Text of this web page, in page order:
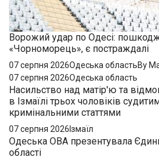
Ворожий удар по Одесі:
«Чорноморець», є постраждалі
07 серпня 2026Одеська областьBy
07 серпня 2026Одеська область
Насильство над матір'ю та
в Ізмаїлі трьох чоловіків
кримінальними статтями
07 серпня 2026Ізмаїл
Одеська ОВА презентувала
області